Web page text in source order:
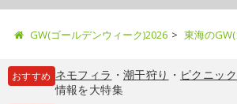
GW(ゴールデンウィーク)2026 東海の
おすすめ ネモフィラ ・ 潮干狩り ・ ピクニック
情報を大特集